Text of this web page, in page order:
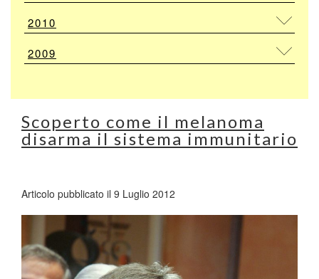
2010
2009
Scoperto come il melanoma
disarma il sistema immunitario
Articolo pubblicato il 9 Luglio 2012